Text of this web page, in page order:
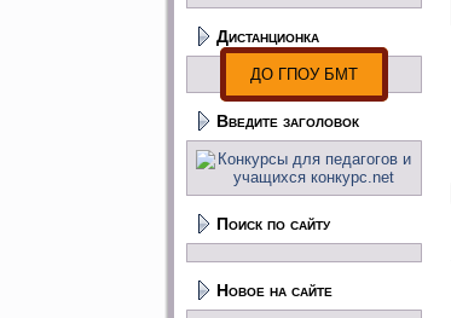
Дистанционка
ДО ГПОУ БМТ
Введите заголовок
Поиск по сайту
Новое на сайте